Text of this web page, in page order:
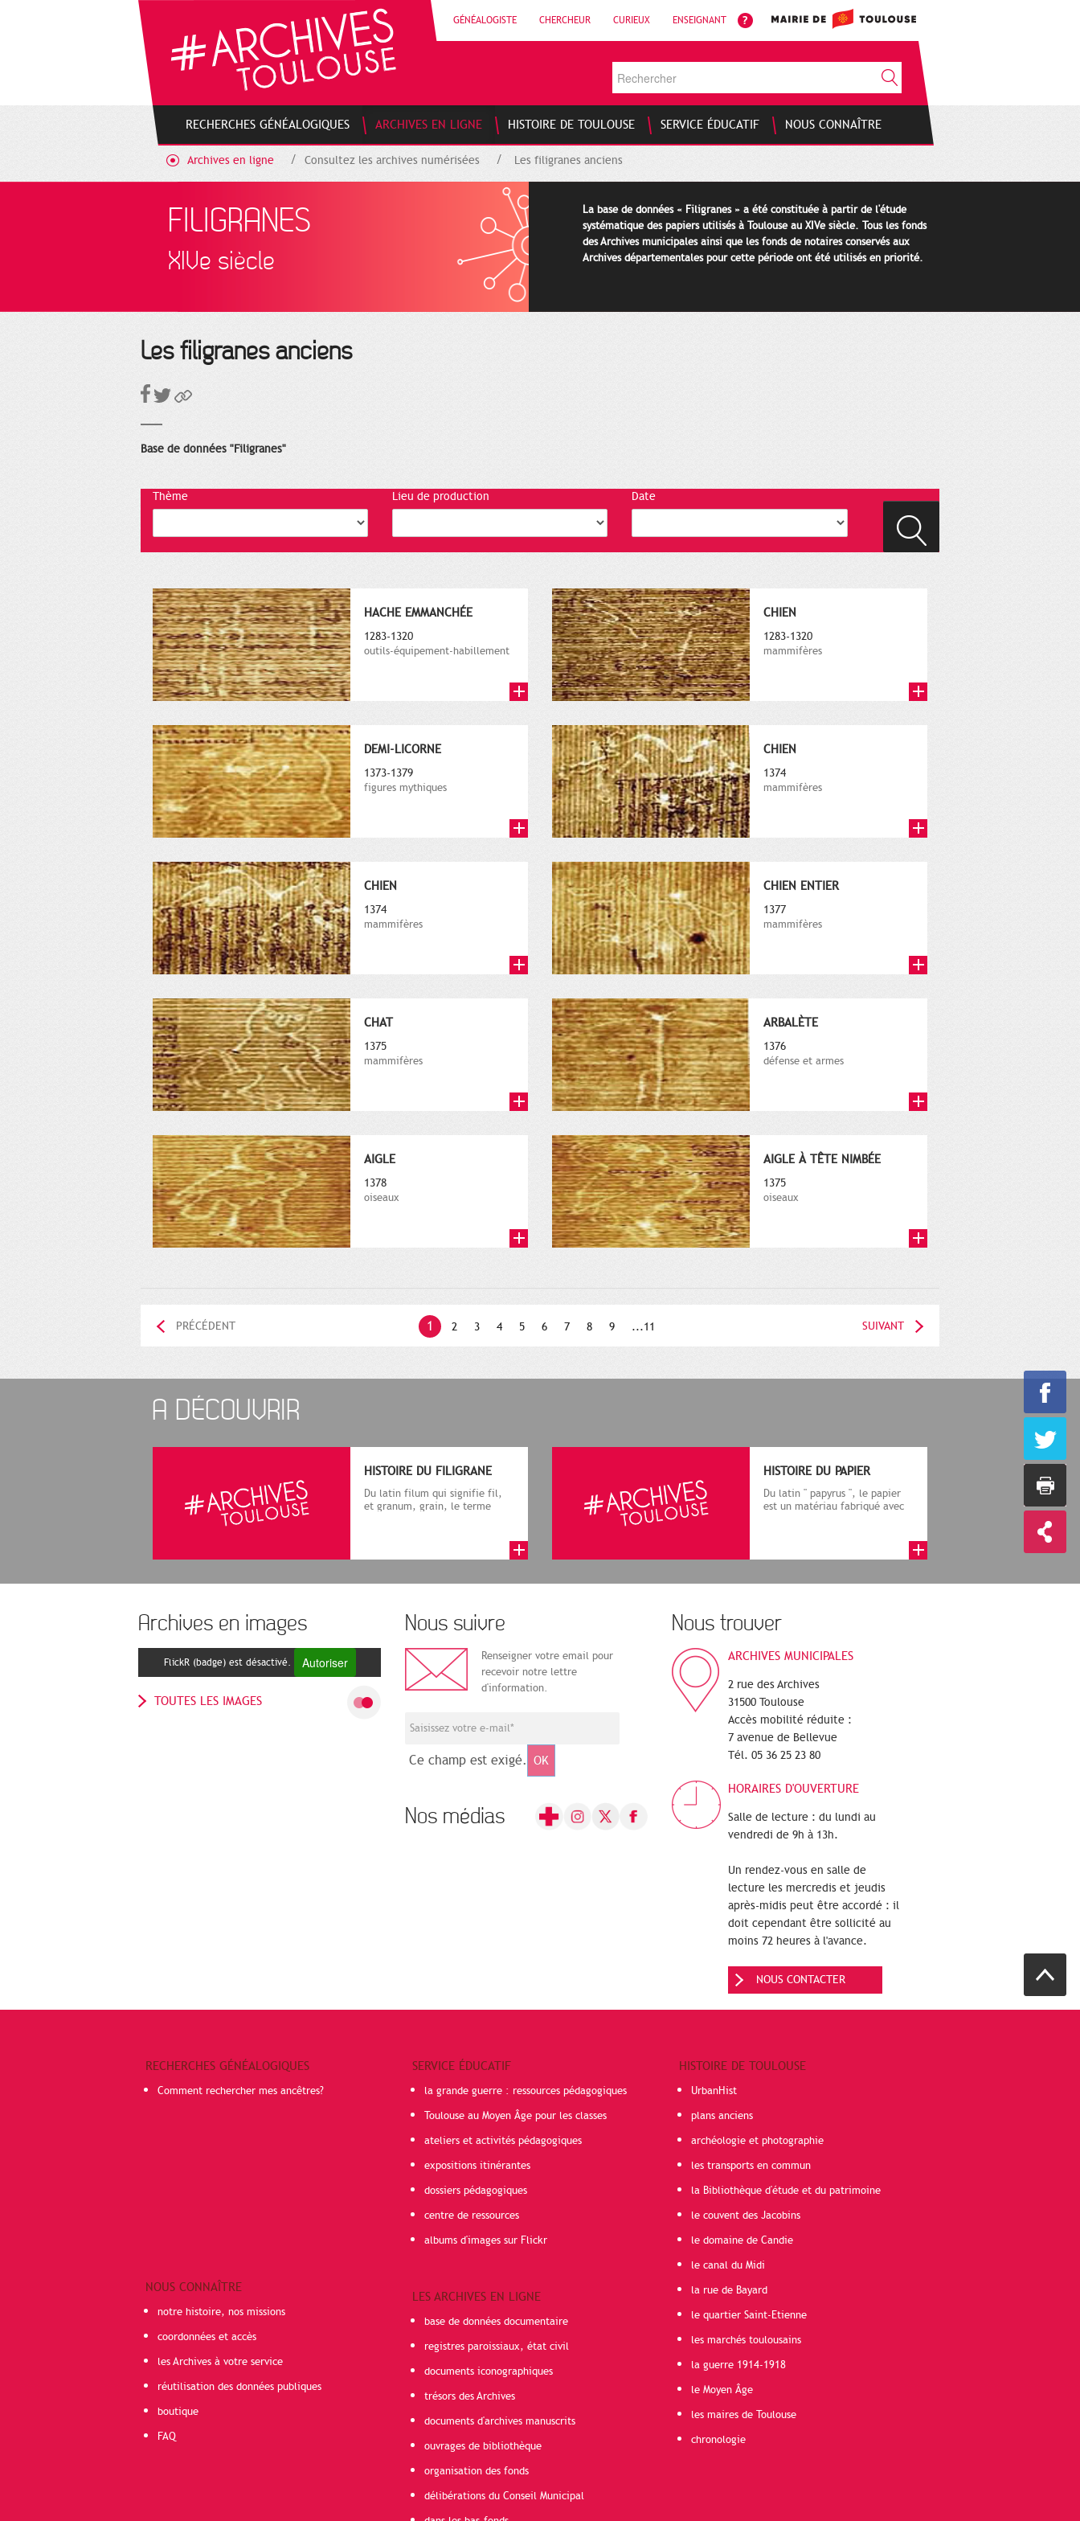
GÉNÉALOGISTE CHERCHEUR CURIEUX ENSEIGNANT
RECHERCHES GÉNÉALOGIQUES ARCHIVES EN LIGNE HISTOIRE DE TOULOUSE SERVICE ÉDUCATIF NOUS CONNAÎTRE
Archives en ligne Consultez les archives numérisées Les filigranes anciens
FILIGRANES
XIVe siècle
La base de données « Filigranes » a été constituée à partir de l'étude
systématique des papiers utilisés à Toulouse au XIVe siècle. Tous les fonds
des Archives municipales ainsi que les fonds de notaires conservés aux
Archives départementales pour cette période ont été utilisés en priorité.
Les filigranes anciens
Base de données "Filigranes"
Thème Lieu de production Date
HACHE EMMANCHÉE
1283-1320
outils-équipement-habillement
CHIEN
1283-1320
mammifères
DEMI-LICORNE
1373-1379
figures mythiques
CHIEN
1374
mammifères
CHIEN
1374
mammifères
CHIEN ENTIER
1377
mammifères
CHAT
1375
mammifères
ARBALÈTE
1376
défense et armes
AIGLE
1378
oiseaux
AIGLE À TÊTE NIMBÉE
1375
oiseaux
1 2 3 4 5 6 7 8 9 ...11
PRÉCÉDENT SUIVANT
A DÉCOUVRIR
HISTOIRE DU FILIGRANE
Du latin filum qui signifie fil,
et granum, grain, le terme
HISTOIRE DU PAPIER
Du latin " papyrus ", le papier
est un matériau fabriqué avec
Archives en images
FlickR (badge) est désactivé. Autoriser
TOUTES LES IMAGES
Nous suivre
Renseigner votre email pour
recevoir notre lettre
d'information.
Ce champ est exigé. OK
Nos médias
Nous trouver
ARCHIVES MUNICIPALES
2 rue des Archives
31500 Toulouse
Accès mobilité réduite :
7 avenue de Bellevue
Tél. 05 36 25 23 80
HORAIRES D'OUVERTURE
Salle de lecture : du lundi au
vendredi de 9h à 13h.
Un rendez-vous en salle de
lecture les mercredis et jeudis
après-midis peut être accordé : il
doit cependant être sollicité au
moins 72 heures à l'avance.
NOUS CONTACTER
RECHERCHES GÉNÉALOGIQUES
Comment rechercher mes ancêtres?
NOUS CONNAÎTRE
notre histoire, nos missions
coordonnées et accès
les Archives à votre service
réutilisation des données publiques
boutique
FAQ
SERVICE ÉDUCATIF
la grande guerre : ressources pédagogiques
Toulouse au Moyen Âge pour les classes
ateliers et activités pédagogiques
expositions itinérantes
dossiers pédagogiques
centre de ressources
albums d'images sur Flickr
LES ARCHIVES EN LIGNE
base de données documentaire
registres paroissiaux, état civil
documents iconographiques
trésors des Archives
documents d'archives manuscrits
ouvrages de bibliothèque
organisation des fonds
délibérations du Conseil Municipal
HISTOIRE DE TOULOUSE
UrbanHist
plans anciens
archéologie et photographie
les transports en commun
la Bibliothèque d'étude et du patrimoine
le couvent des Jacobins
le domaine de Candie
le canal du Midi
la rue de Bayard
le quartier Saint-Etienne
les marchés toulousains
la guerre 1914-1918
le Moyen Âge
les maires de Toulouse
chronologie
Gestion de vos préférences sur les cookies